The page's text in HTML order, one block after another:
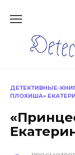
ДЕТЕКТИВНЫЕ-
ПЛОХИША»